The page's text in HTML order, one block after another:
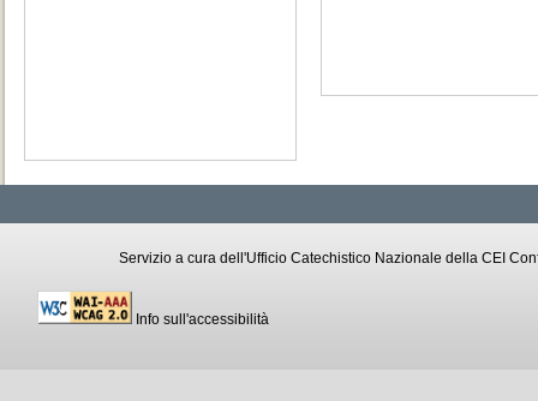
Servizio a cura dell'Ufficio Catechistico Nazionale della CEI
Info sull'accessibilità